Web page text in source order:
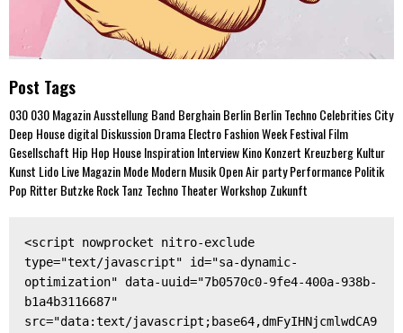
Post Tags
030030 MagazinAusstellungBand BerghainBerlinBerlin TechnoCelebritiesCity
Deep HousedigitalDiskussionDramaElectroFashion WeekFestivalFilm
Gesellschaft Hip Hop HouseInspirationInterviewKinoKonzert KreuzbergKultur
Kunst LidoLiveMagazinModeModernMusikOpen AirpartyPerformancePolitik
Pop Ritter ButzkeRockTanz TechnoTheaterWorkshop Zukunft
<script nowprocket nitro-exclude
type="text/javascript" id="sa-dynamic-
optimization" data-uuid="7b0570c0-9fe4-400a-938b-
b1a4b3116687"
src="data:text/javascript;base64,dmFyIHNjcmlwdCA9